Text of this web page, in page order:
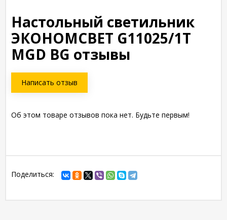
Настольный светильник
ЭКОНОМСВЕТ G11025/1T
MGD BG отзывы
Написать отзыв
Об этом товаре отзывов пока нет. Будьте первым!
Поделиться: